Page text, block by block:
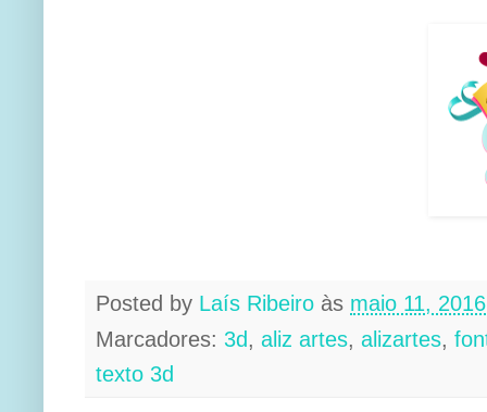
Posted by Laís Ribeiro às maio 11, 2016
Marcadores: 3d , aliz artes, alizartes,
texto 3d